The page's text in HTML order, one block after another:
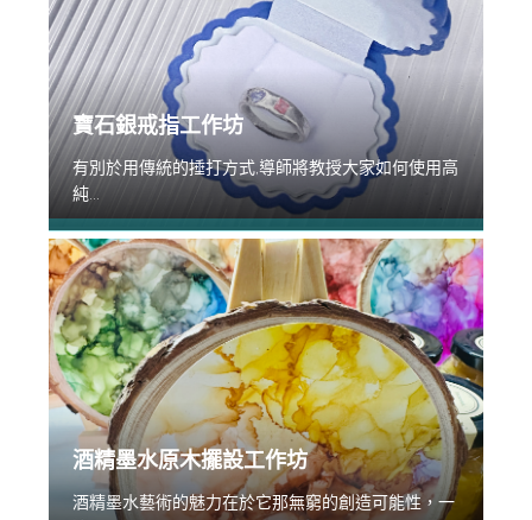
寶石銀戒指工作坊
有別於用傳統的捶打方式,導師將教授大家如何使用高
純...
酒精墨水原木擺設工作坊
酒精墨水藝術的魅力在於它那無窮的創造可能性，一